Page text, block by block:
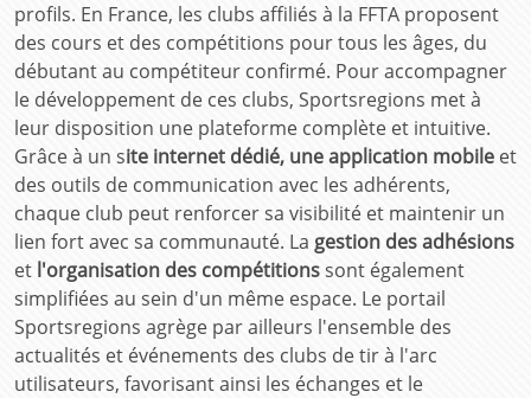
profils. En France, les clubs affiliés à la FFTA proposent
des cours et des compétitions pour tous les âges, du
débutant au compétiteur confirmé. Pour accompagner
le développement de ces clubs, Sportsregions met à
leur disposition une plateforme complète et intuitive.
Grâce à un site internet dédié, une application mobile et
des outils de communication avec les adhérents,
chaque club peut renforcer sa visibilité et maintenir un
lien fort avec sa communauté. La gestion des adhésions
et l'organisation des compétitionssont également
simplifiées au sein d'un même espace. Le portail
Sportsregions agrège par ailleurs l'ensemble des
actualités et événements des clubs de tir à l'arc
utilisateurs, favorisant ainsi les échanges et le